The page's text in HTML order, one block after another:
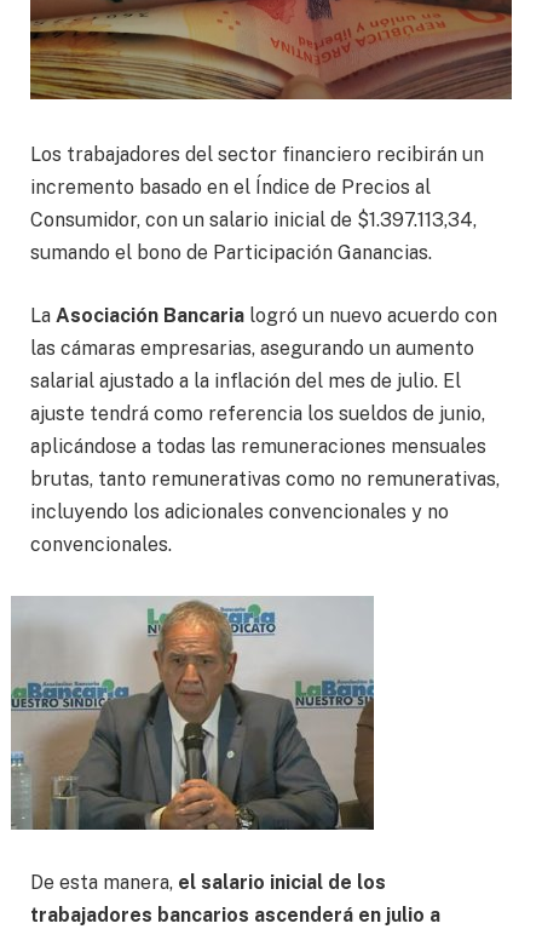
Los trabajadores del sector financiero recibirán un
incremento basado en el Índice de Precios al
Consumidor, con un salario inicial de $1.397.113,34,
sumando el bono de Participación Ganancias.
La Asociación Bancaria logró un nuevo acuerdo con
las cámaras empresarias, asegurando un aumento
salarial ajustado a la inflación del mes de julio. El
ajuste tendrá como referencia los sueldos de junio,
aplicándose a todas las remuneraciones mensuales
brutas, tanto remunerativas como no remunerativas,
incluyendo los adicionales convencionales y no
convencionales.
De esta manera, el salario inicial de los
trabajadores bancarios ascenderá en julio a